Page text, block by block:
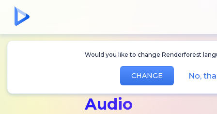
Would you like to change Renderforest
CHANGE No,
Erstellen SieKI-
Bilder und
Audio